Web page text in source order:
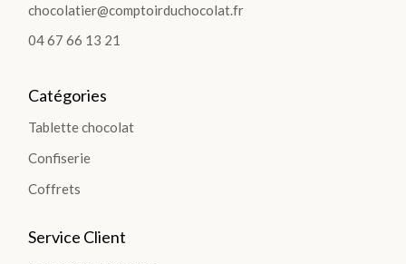
Les
Noir
Blanc
Gourmandes
Plantations
chocolatier@comptoirduchocolat.fr
04 67 66 13 21
Catégories
Tablette chocolat
Confiserie
Coffrets
Service Client